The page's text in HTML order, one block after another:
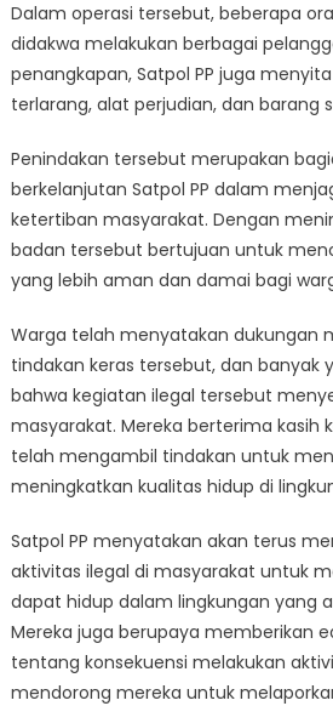
Dalam operasi tersebut, beberapa
didakwa melakukan berbagai
penangkapan, Satpol PP juga
terlarang, alat perjudian, dan barang
Penindakan tersebut merupakan
berkelanjutan Satpol PP dalam
ketertiban masyarakat. Dengan
badan tersebut bertujuan untuk
yang lebih aman dan damai bagi
Warga telah menyatakan dukungan
tindakan keras tersebut, dan banyak
bahwa kegiatan ilegal tersebut
masyarakat. Mereka berterima kasih
telah mengambil tindakan untuk
meningkatkan kualitas hidup di
Satpol PP menyatakan akan terus
aktivitas ilegal di masyarakat untuk
dapat hidup dalam lingkungan yang
Mereka juga berupaya memberikan
tentang konsekuensi melakukan
mendorong mereka untuk